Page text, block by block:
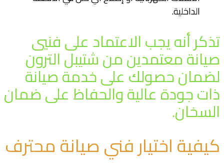
الداخلية.
تذكر أنه يجب الاعتماد على فنيي
صيانة معتمدين من شتيبل الترون
لضمان حصولك على خدمة صيانة
ذات جودة عالية والحفاظ على ضمان
السخان.
كيفية اختيار فني صيانة محترف